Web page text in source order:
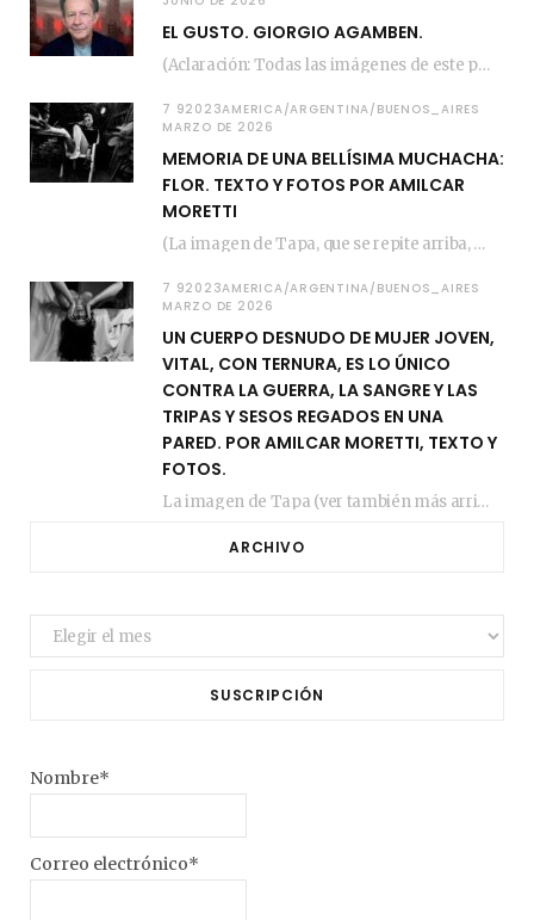
EL GUSTO. GIORGIO AGAMBEN.
(Aclaración: Todas las imágenes de este posteo fueron tomadas de Bloghemia.com, y todos los…
7 92023AMERICA/ARGENTINA/BUENOS_AIRES
MARZO DE 2026
MEMORIA DE UNA BELLÍSIMA MUCHACHA:
FLOR. TEXTO Y FOTOS POR AMILCAR
MORETTI
(La imagen de Tapa, que se repite arriba, fue compuesta por Amilcar Moretti el viernes…
7 92023AMERICA/ARGENTINA/BUENOS_AIRES
MARZO DE 2026
UN CUERPO DESNUDO DE MUJER JOVEN,
VITAL, CON TERNURA, ES LO ÚNICO
CONTRA LA GUERRA, LA SANGRE Y LAS
TRIPAS Y SESOS REGADOS EN UNA
PARED. POR AMILCAR MORETTI, TEXTO Y
FOTOS.
La imagen de Tapa (ver también más arriba) fue compuesta en estos días de febrero…
ARCHIVO
Archivo
SUSCRIPCIÓN
Nombre*
Correo electrónico*